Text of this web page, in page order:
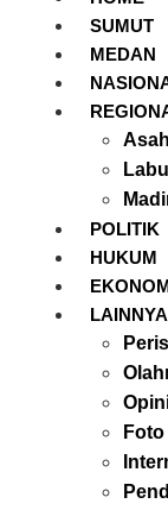
SUMUT
MEDAN
POLITIK
HUKUM
LAINNYA
Foto